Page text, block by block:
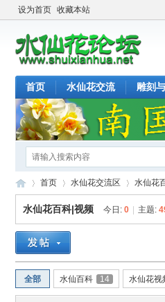
设为首页 收藏本站
首页 水仙花交流 雕刻
»
首页
›
水仙花交流区 水仙花
水仙花百科|视频 今日: 0 主题:
全部 水仙百科 14 水仙花视